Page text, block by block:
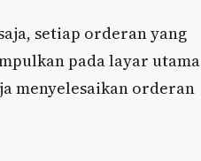
setiap orderan yang
pada layar utama
menyelesaikan orderan